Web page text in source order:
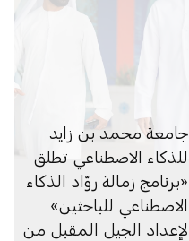
جامعة محمد بن زايد
للذكاء الاصطناعي تطلق
«برنامج زمالة روّاد الذكاء
الاصطناعي للباحثين»
لإعداد الجيل المقبل من